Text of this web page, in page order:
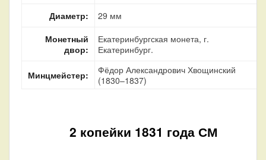
Диаметр:
29 мм
Монетный
двор:
Екатеринбургская монета, г.
Екатеринбург.
Минцмейстер:
Фёдор Александрович Хвощинский
(1830–1837)
2 копейки 1831 года СМ